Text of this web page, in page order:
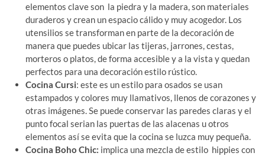
elementos clave son la piedra y la madera, son materiales
duraderos y crean un espacio cálido y muy acogedor. Los
utensilios se transforman en parte de la decoración de
manera que puedes ubicar las tijeras, jarrones, cestas,
morteros o platos, de forma accesible y a la vista y quedan
perfectos para una decoración estilo rústico.
Cocina Cursi: este es un estilo para osados se usan
estampados y colores muy llamativos, llenos de corazones y
otras imágenes. Se puede conservar las paredes claras y el
punto focal serian las puertas de las alacenas u otros
elementos así se evita que la cocina se luzca muy pequeña.
Cocina Boho Chic: implica una mezcla de estilo hippies con